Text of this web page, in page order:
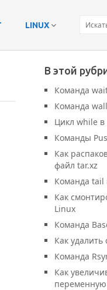
LINUX
В этой
Команда
Команда
Цикл while в
Команды
Как
файл tar.xz
Команда tail
Как
Linux
Команда
Как удалить
Команда
Как
переменную